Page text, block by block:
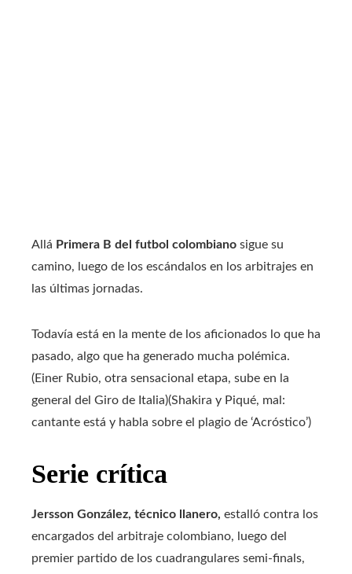
Allá Primera B del futbol colombiano sigue su
camino, luego de los escándalos en los arbitrajes en
las últimas jornadas.
Todavía está en la mente de los aficionados lo que ha
pasado, algo que ha generado mucha polémica.
(Einer Rubio, otra sensacional etapa, sube en la
general del Giro de Italia)(Shakira y Piqué, mal:
cantante está y habla sobre el plagio de ‘Acróstico’)
Serie crítica
Jersson González, técnico llanero, estalló contra los
encargados del arbitraje colombiano, luego del
premier partido de los cuadrangulares semi-finals,